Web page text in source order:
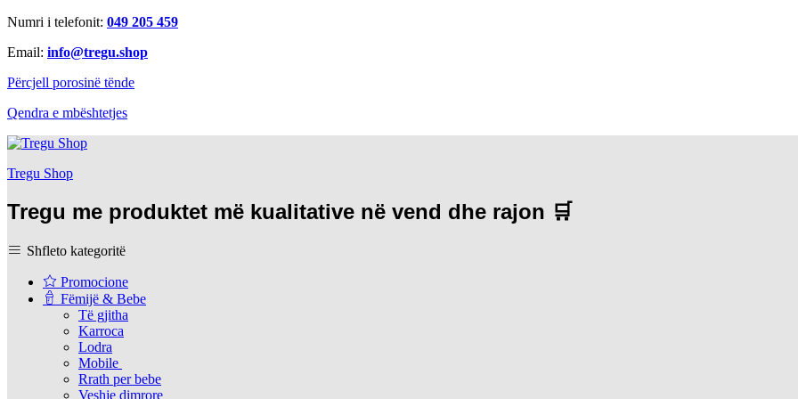
Numri i telefonit: 049 205 459
Email: info@tregu.shop
Përcjell porosinë tënde
Qendra e mbështetjes
Tregu Shop
Tregu me produktet më kualitative në vend dhe rajon 🛒
Shfleto kategoritë
Promocione
Fëmijë & Bebe
Të gjitha
Karroca
Lodra
Mobile
Rrath per bebe
Veshje dimrore